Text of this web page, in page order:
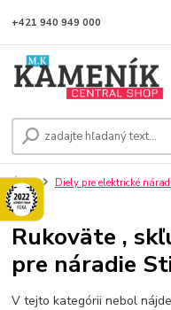
+421 940 949 000
Úvod Diely pre elektrické
Stihl
Rukoväte ,
pre náradie
V tejto kategórii nebol